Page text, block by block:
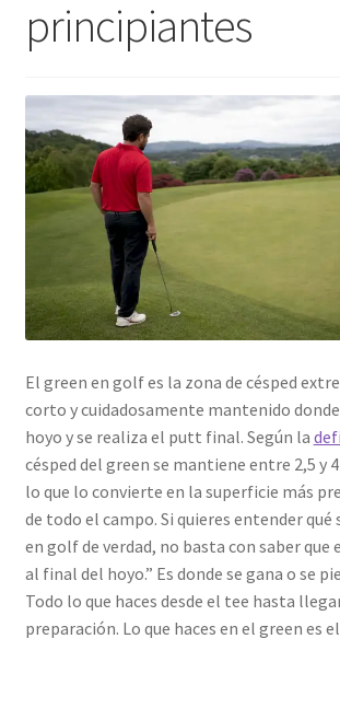
Contact
principiantes
El green en golf es la zona de césped
corto y cuidadosamente mantenido
hoyo y se realiza el putt final. Según la
césped del green se mantiene entre 2,5 y
lo que lo convierte en la superficie más
de todo el campo. Si quieres entender
en golf de verdad, no basta con saber que
al final del hoyo.” Es donde se gana o se
Todo lo que haces desde el tee hasta
preparación. Lo que haces en el green es